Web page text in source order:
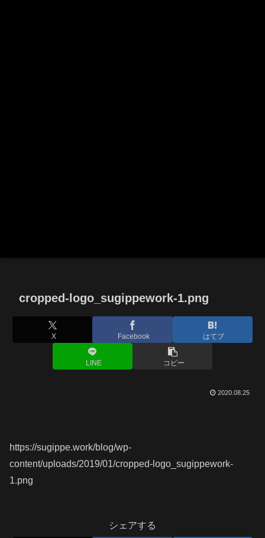
cropped-logo_sugippework-1.png
X Facebook はてブ
LINE コピー
2020.08.25
https://sugippe.work/blog/wp-
content/uploads/2019/01/cropped-logo_sugippework-
1.png
シェアする